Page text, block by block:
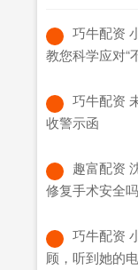
巧牛配资
教您科学应对“
巧牛配资
收警示函
趣富配资
修复手术安全
巧牛配资
顾，听到她的